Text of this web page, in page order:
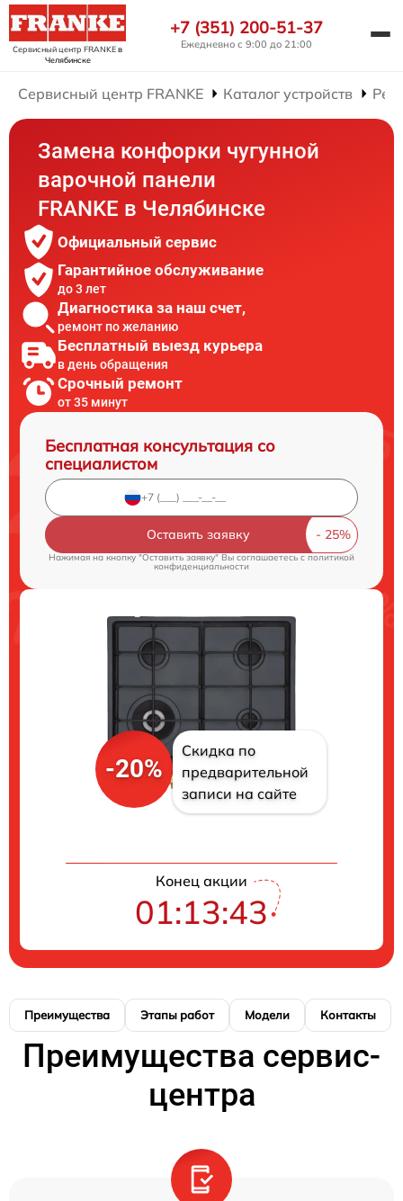
Сервисный центр FRANKEв
Челябинске
+7 (351) 200-51-37
Ежедневно с 9:00 до 21:00
Сервисный центр FRANKE Каталог устройств
Замена конфорки чугунной
варочной панели
FRANKE в Челябинске
Официальный сервис
Гарантийное обслуживание
до 3 лет
Диагностика за наш счет,
ремонт по желанию
Бесплатный выезд курьера
в день обращения
Срочный ремонт
от 35 минут
Бесплатная консультация со
специалистом
Оставить заявку
Нажимая на кнопку "Оставить заявку" Вы соглашаетесь cполитикой
конфиденциальности
-20%
Скидка по
предварительной
записи на сайте
Конец акции
01:13:42
Преимущества Этапы работ Модели Контакты
Преимущества сервис-
центра